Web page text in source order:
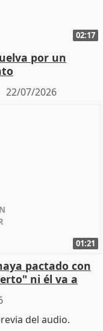
02:17
por un
22/07/2026
01:21
pactado con
ni él va a